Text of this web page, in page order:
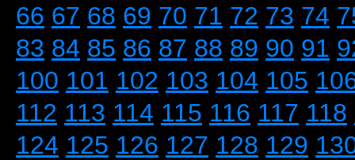
66 67 68 69 70 71 72 73 74
83 84 85 86 87 88 89 90 91
100 101 102 103 104 105
112 113 114 115 116 117 118
124 125 126 127 128 129